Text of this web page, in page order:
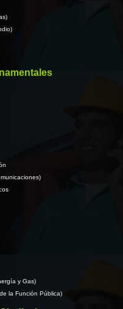
y Gas)
la Función Pública)